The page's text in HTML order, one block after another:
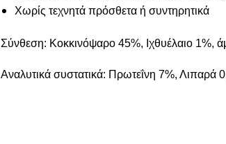
Χωρίς τεχνητά πρόσθετα ή συντηρητικά
Σύνθεση: Κοκκινόψαρο 45%, Ιχθυέλαιο 1%,
Αναλυτικά συστατικά: Πρωτεΐνη 7%, Λιπαρά